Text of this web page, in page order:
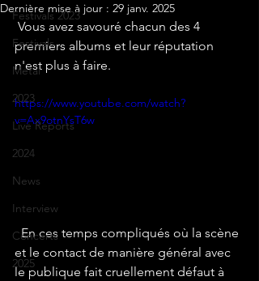
Festivals 2023
Festivals
Metal
2023
Live Reports
2024
News
Interview
Concerts
2025
Dernière mise à jour : 29 janv. 2025
premiers albums et leur réputation
n'est plus à faire.
https://www.youtube.com/watch?
v=Ax9otnYsT6w
  En ces temps compliqués où la scène
et le contact de manière général avec
le publique fait cruellement défaut à